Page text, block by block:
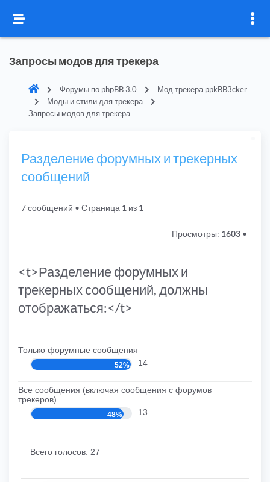
Запросы модов для трекера
Форумы по phpBB 3.0
Мод трекера ppkBB3cker
Моды и стили для трекера
Запросы модов для трекера
Разделение форумных и трекерных
сообщений
7 сообщений • Страница 1 из 1
Просмотры: 1603 •
<t>Разделение форумных и
трекерных сообщений, должны
отображаться:</t>
Только форумные сообщения
52% 14
Все сообщения (включая сообщения с форумов
трекеров)
48% 13
Всего голосов: 27